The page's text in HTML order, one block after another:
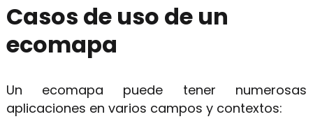
Casos de uso de un
ecomapa
Un ecomapa puede tener numerosas
aplicaciones en varios campos y contextos: